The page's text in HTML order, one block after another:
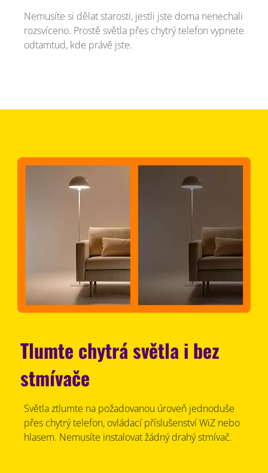
Nemusíte si dělat starosti, jestli jste doma nenechali
rozsvíceno. Prostě světla přes chytrý telefon vypnete
odtamtud, kde právě jste.
Tlumte chytrá světla i bez
stmívače
Světla ztlumte na požadovanou úroveň jednoduše
přes chytrý telefon, ovládací příslušenství WiZ nebo
hlasem. Nemusíte instalovat žádný drahý stmívač.